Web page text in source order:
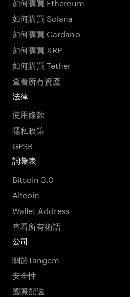
如何購買 Solana
如何購買 Cardano
如何購買 XRP
如何購買 Tether
查看所有資產
法律
使用條款
隱私政策
GPSR
詞彙表
Bitcoin 3.0
Altcoin
Wallet Address
查看所有術語
公司
關於Tangem
安全性
國際配送